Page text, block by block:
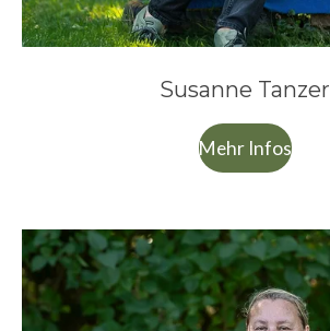
Susanne Tanzer
Mehr Infos